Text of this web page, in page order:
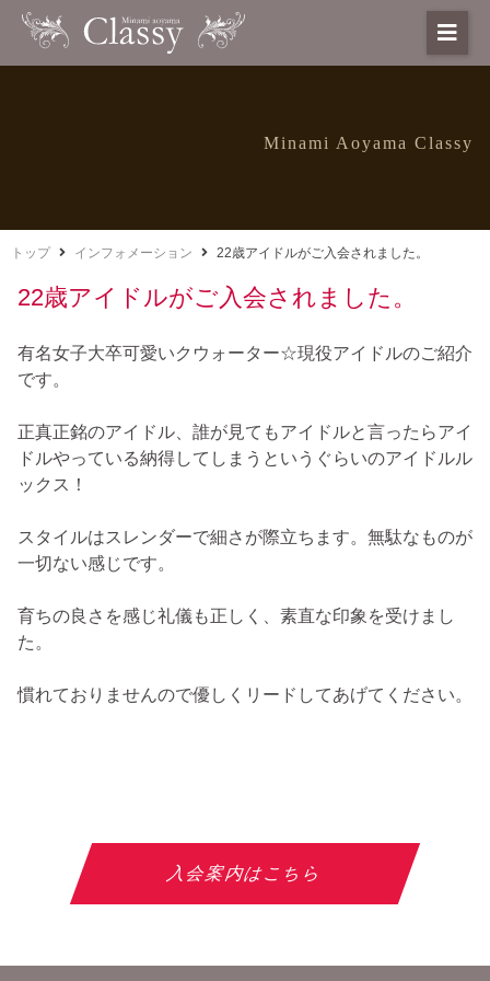
Minami Aoyama Classy
トップ インフォメーション 22歳アイドルがご入会されました。
22歳アイドルがご入会されました。
有名女子大卒可愛いクウォーター☆現役アイドルのご紹介
です。
正真正銘のアイドル、誰が見てもアイドルと言ったらアイ
ドルやっている納得してしまうというぐらいのアイドルル
ックス！
スタイルはスレンダーで細さが際立ちます。無駄なものが
一切ない感じです。
育ちの良さを感じ礼儀も正しく、素直な印象を受けまし
た。
慣れておりませんので優しくリードしてあげてください。
入会案内はこちら